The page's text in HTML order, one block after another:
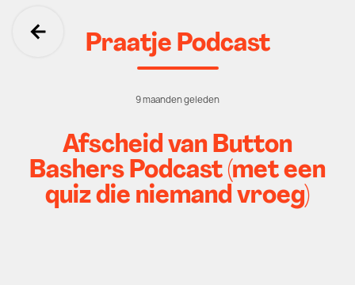
Ga terug
Praatje Podcast
9 maanden geleden
Afscheid van Button
Bashers Podcast (met een
quiz die niemand vroeg)